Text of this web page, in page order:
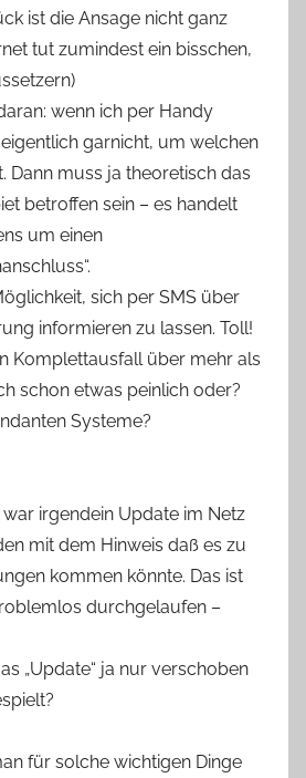
ist die Ansage nicht ganz
tut zumindest ein bisschen,
wenn ich per Handy
garnicht, um welchen
Dann muss ja theoretisch das
betroffen sein – es handelt
um einen
sich per SMS über
informieren zu lassen. Toll!
Komplettausfall über mehr als
schon etwas peinlich oder?
Systeme?
irgendein Update im Netz
mit dem Hinweis daß es zu
kommen könnte. Das ist
durchgelaufen –
„Update“ ja nur verschoben
für solche wichtigen Dinge